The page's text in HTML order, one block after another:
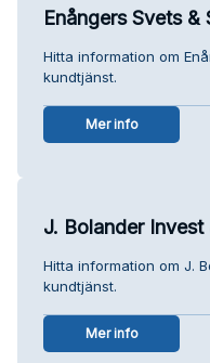
Enångers Svets &
Hitta information om
kundtjänst.
Mer info
J. Bolander
Hitta information om J.
kundtjänst.
Mer info